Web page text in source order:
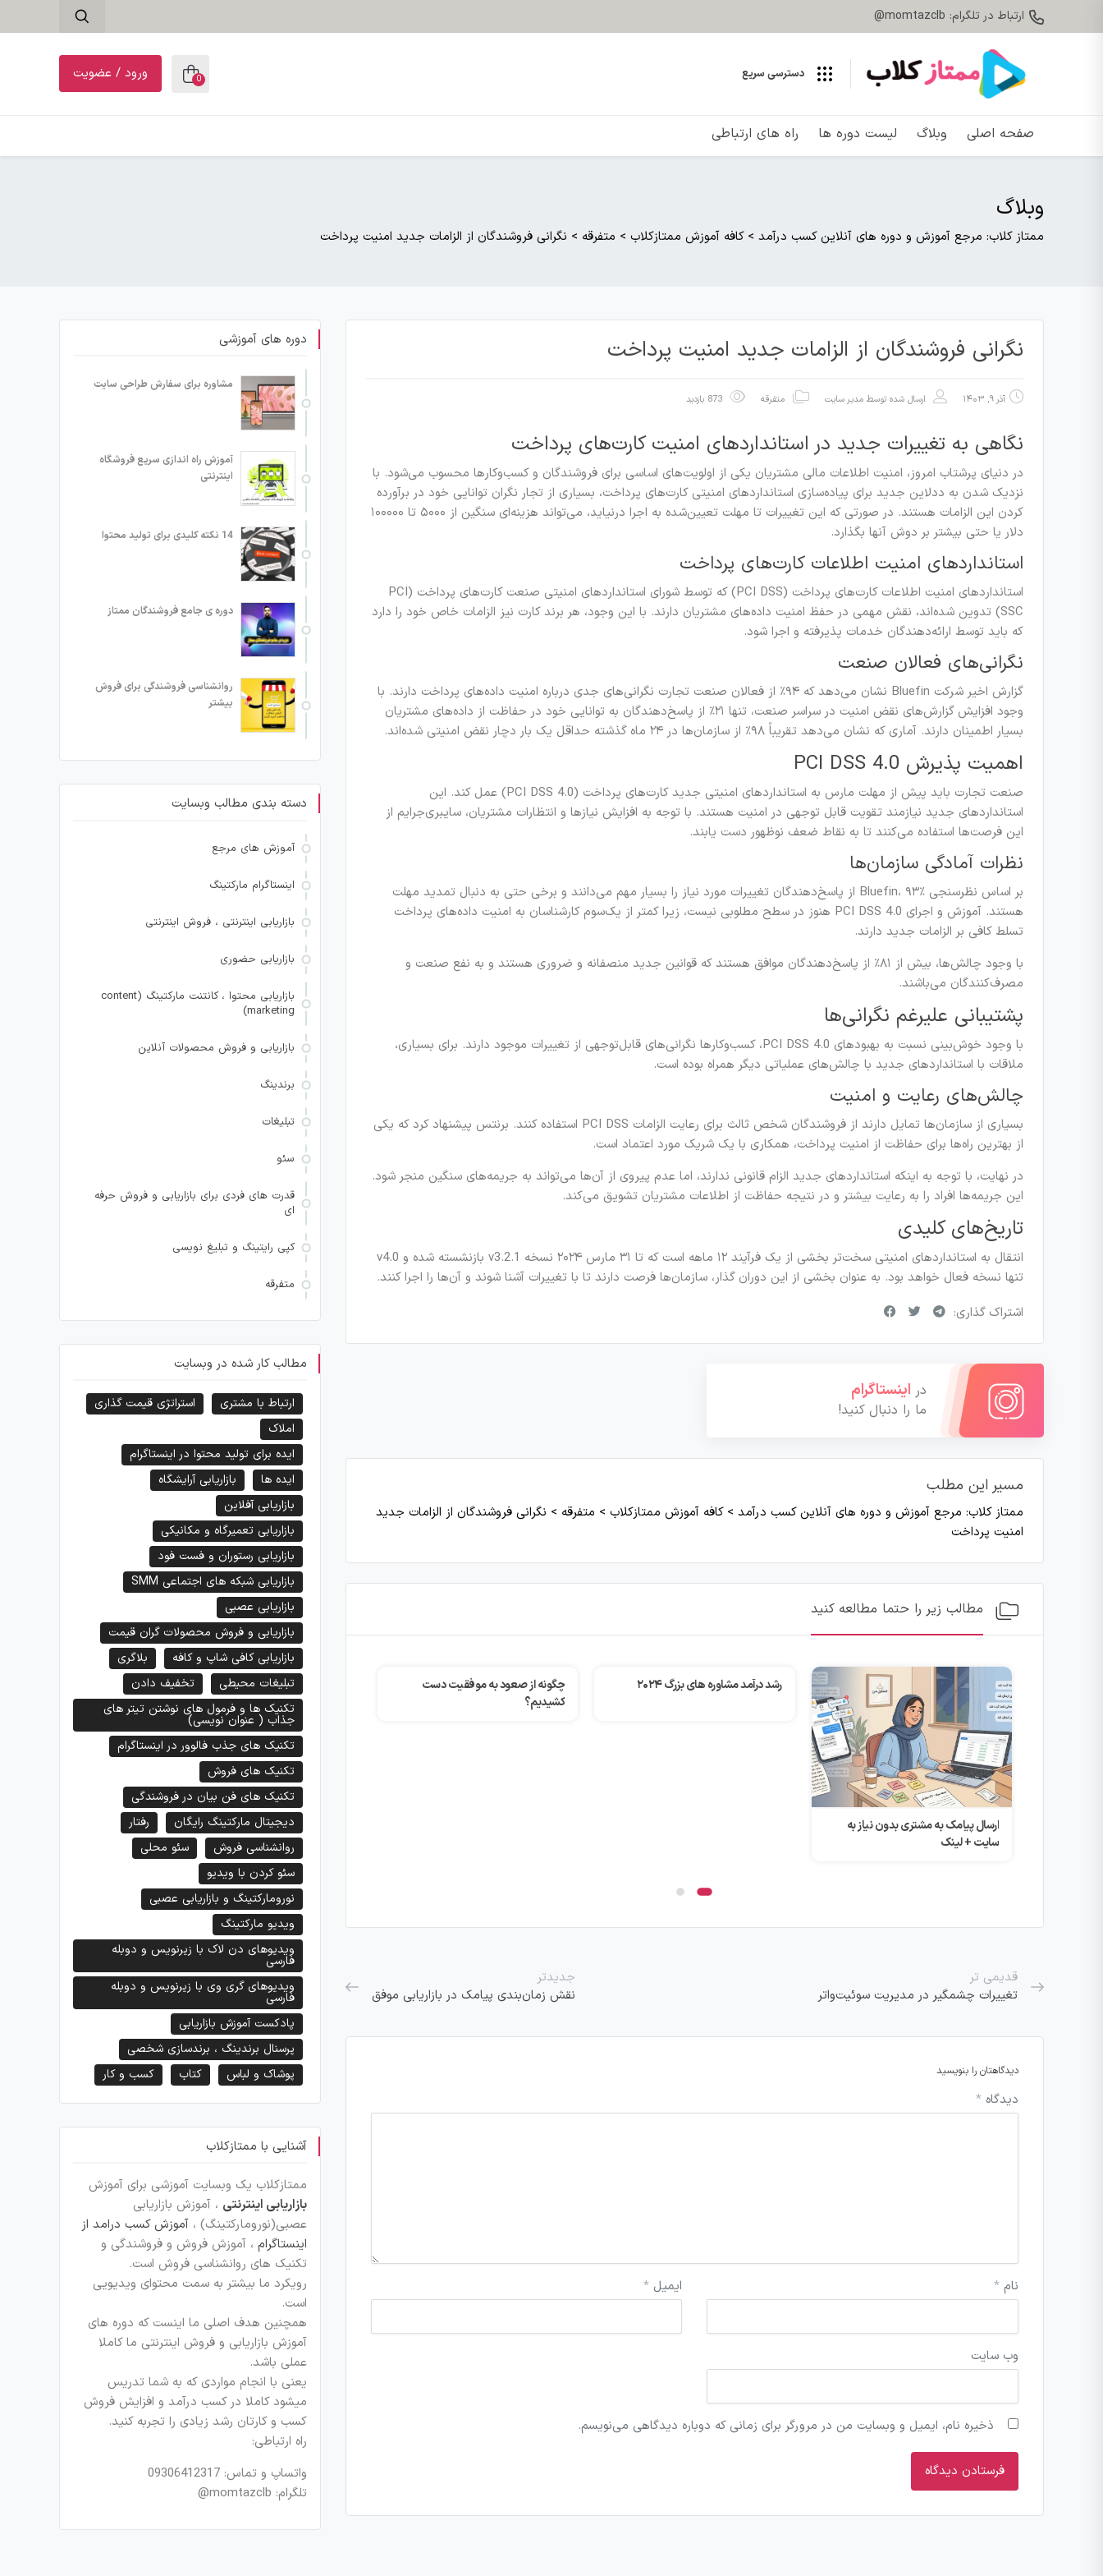
ارتباط در تلگرام: momtazclb@
دسترسی سریع 0 ورود / عضویت
صفحه اصلی وبلاگ لیست دوره ها راه های ارتباطی
وبلاگ
ممتاز کلاب: مرجع آموزش و دوره های آنلاین کسب درآمد > کافه آموزش ممتازکلاب > متفرقه > نگرانی فروشندگان از الزامات جدید امنیت پرداخت
نگرانی فروشندگان از الزامات جدید امنیت پرداخت
آذر ۹, ۱۴۰۳ ارسال شده توسط مدیر سایت متفرقه
نگاهی به تغییرات جدید در استانداردهای امنیت کارت‌های پرداخت
در دنیای پرشتاب امروز، امنیت اطلاعات مالی مشتریان یکی از اولویت‌های اساسی برای فروشندگان و کسب‌وکارها محسوب می‌شود. با
نزدیک شدن به ددلاین جدید برای پیاده‌سازی استانداردهای امنیتی کارت‌های پرداخت، بسیاری از تجار نگران توانایی خود در برآورده
کردن این الزامات هستند. در صورتی که این تغییرات تا مهلت تعیین‌شده به اجرا درنیاید، می‌تواند هزینه‌ای سنگین از ۵۰۰۰ تا ۱۰۰۰۰۰
دلار یا حتی بیشتر بر دوش آنها بگذارد.
استانداردهای امنیت اطلاعات کارت‌های پرداخت
استانداردهای امنیت اطلاعات کارت‌های پرداخت (PCI DSS) که توسط شورای استانداردهای امنیتی صنعت کارت‌های پرداخت (PCI
SSC) تدوین شده‌اند، نقش مهمی در حفظ امنیت داده‌های مشتریان دارند. با این وجود، هر برند کارت نیز الزامات خاص خود را دارد
که باید توسط ارائه‌دهندگان خدمات پذیرفته و اجرا شود.
نگرانی‌های فعالان صنعت
گزارش اخیر شرکت Bluefin نشان می‌دهد که ۹۴٪ از فعالان صنعت تجارت نگرانی‌های جدی درباره امنیت داده‌های پرداخت دارند. با
وجود افزایش گزارش‌های نقض امنیت در سراسر صنعت، تنها ۲۱٪ از پاسخ‌دهندگان به توانایی خود در حفاظت از داده‌های مشتریان
بسیار اطمینان دارند. آماری که نشان می‌دهد تقریباً ۹۸٪ از سازمان‌ها در ۲۴ ماه گذشته حداقل یک بار دچار نقض امنیتی شده‌اند.
اهمیت پذیرش PCI DSS 4.0
صنعت تجارت باید پیش از مهلت مارس به استانداردهای امنیتی جدید کارت‌های پرداخت (PCI DSS 4.0) عمل کند. این
استانداردهای جدید نیازمند تقویت قابل توجهی در امنیت هستند. با توجه به افزایش نیازها و انتظارات مشتریان، سایبری‌جرایم از
این فرصت‌ها استفاده می‌کنند تا به نقاط ضعف نوظهور دست یابند.
نظرات آمادگی سازمان‌ها
بر اساس نظرسنجی Bluefin، ۹۳٪ از پاسخ‌دهندگان تغییرات مورد نیاز را بسیار مهم می‌دانند و برخی حتی به دنبال تمدید مهلت
هستند. آموزش و اجرای PCI DSS 4.0 هنوز در سطح مطلوبی نیست، زیرا کمتر از یک‌سوم کارشناسان به امنیت داده‌های پرداخت
تسلط کافی بر الزامات جدید دارند.
با وجود چالش‌ها، بیش از ۸۱٪ از پاسخ‌دهندگان موافق هستند که قوانین جدید منصفانه و ضروری هستند و به نفع صنعت و
مصرف‌کنندگان می‌باشند.
پشتیبانی علیرغم نگرانی‌ها
با وجود خوش‌بینی نسبت به بهبودهای PCI DSS 4.0، کسب‌وکارها نگرانی‌های قابل‌توجهی از تغییرات موجود دارند. برای بسیاری،
ملاقات با استانداردهای جدید با چالش‌های عملیاتی دیگر همراه بوده است.
چالش‌های رعایت و امنیت
بسیاری از سازمان‌ها تمایل دارند از فروشندگان شخص ثالث برای رعایت الزامات PCI DSS استفاده کنند. برنتس پیشنهاد کرد که یکی
از بهترین راه‌ها برای حفاظت از امنیت پرداخت، همکاری با یک شریک مورد اعتماد است.
در نهایت، با توجه به اینکه استانداردهای جدید الزام قانونی ندارند، اما عدم پیروی از آن‌ها می‌تواند به جریمه‌های سنگین منجر شود.
این جریمه‌ها افراد را به رعایت بیشتر و در نتیجه حفاظت از اطلاعات مشتریان تشویق می‌کند.
تاریخ‌های کلیدی
انتقال به استانداردهای امنیتی سخت‌تر بخشی از یک فرآیند ۱۲ ماهه است که تا ۳۱ مارس ۲۰۲۴ نسخه v3.2.1 بازنشسته شده و v4.0
تنها نسخه فعال خواهد بود. به عنوان بخشی از این دوران گذار، سازمان‌ها فرصت دارند تا با تغییرات آشنا شوند و آن‌ها را اجرا کنند.
اشتراک گذاری:
در اینستاگرام
ما را دنبال کنید!
مسیر این مطلب
ممتاز کلاب: مرجع آموزش و دوره های آنلاین کسب درآمد > کافه آموزش ممتازکلاب > متفرقه > نگرانی فروشندگان از الزامات جدید
امنیت پرداخت
مطالب زیر را حتما مطالعه کنید
رشد درآمد مشاوره های بزرگ ۲۰۲۴
چگونه از صعود به موفقیت دست
چگونه خانواده والتون میلیاردها دلار را
مدیریت می‌کند؟
چگونه از اتاق مشترک بچه ها پشیمان
قدیمی تر
تغییرات چشمگیر در مدیریت سوئیت‌واتر
جدیدتر
نقش زمان‌بندی پیامک در بازاریابی موفق
دیدگاهتان را بنویسید
دیدگاه *
نام * ایمیل *
وب‌ سایت
ذخیره نام، ایمیل و وبسایت من در مرورگر برای زمانی که دوباره دیدگاهی می‌نویسم.
دوره های آموزشی
مشاوره برای سفارش طراحی سایت
آموزش راه اندازی سریع فروشگاه
اینترنتی
14 نکته کلیدی برای تولید محتوا
دوره ی جامع فروشندگان ممتاز
روانشناسی فروشندگی برای فروش
بیشتر
دسته بندی مطالب وبسایت
آموزش های مرجع
اینستاگرام مارکتینگ
بازاریابی اینترنتی ، فروش اینترنتی
بازاریابی حضوری
بازاریابی محتوا ، کانتنت مارکتینگ (content
marketing)
بازاریابی و فروش محصولات آنلاین
برندینگ
تبلیغات
سئو
قدرت های فردی برای بازاریابی و فروش حرفه
ای
کپی رایتینگ و تبلیغ نویسی
متفرقه
مطالب کار شده در وبسایت
ارتباط با مشتری
استراتژی قیمت گذاری
املاک
ایده برای تولید محتوا در اینستاگرام
ایده ها
بازاریابی آرایشگاه
بازاریابی آفلاین
بازاریابی تعمیرگاه و مکانیکی
بازاریابی رستوران و فست فود
بازاریابی شبکه های اجتماعی SMM
بازاریابی عصبی
بازاریابی و فروش محصولات گران قیمت
بازاریابی کافی شاپ و کافه
بلاگری
تبلیغات محیطی
تخفیف دادن
تکنیک ها و فرمول های نوشتن تیتر های
جذاب ( عنوان نویسی)
تکنیک های جذب فالوور در اینستاگرام
تکنیک های فروش
تکنیک های فن بیان در فروشندگی
دیجیتال مارکتینگ رایگان
رفتار
روانشناسی فروش
سئو محلی
سئو کردن با ویدیو
نورومارکتینگ و بازاریابی عصبی
ویدیو مارکتینگ
ویدیوهای دن لاک با زیرنویس و دوبله
فارسی
ویدیوهای گری وی با زیرنویس و دوبله
فارسی
پادکست آموزش بازاریابی
پرسنال برندینگ ، برندسازی شخصی
پوشاک و لباس
کتاب کسب و کار
آشنایی با ممتازکلاب
ممتازکلاب یک وبسایت آموزشی برای آموزش
بازاریابی اینترنتی ، آموزش بازاریابی
عصبی(نورومارکتینگ) ،آموزش کسب درامد از
اینستاگرام ، آموزش فروش و فروشندگی و
تکنیک های روانشناسی فروش است.
رویکرد ما بیشتر به سمت محتوای ویدیویی
است.
همچنین هدف اصلی ما اینست که دوره های
آموزش بازاریابی و فروش اینترنتی ما کاملا
عملی باشد.
یعنی با انجام مواردی که به شما تدریس
میشود کاملا در کسب درآمد و افزایش فروش
کسب و کارتان رشد زیادی را تجربه کنید.
راه ارتباطی:
واتساپ و تماس: 09306412317
تلگرام: momtazclb@